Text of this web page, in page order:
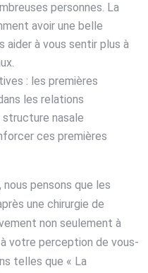
personnes. La
avoir une belle
aider à vous sentir plus à
: les premières
les relations
nasale
ces premières
pensons que les
une chirurgie de
non seulement à
votre perception de vous-
telles que « La